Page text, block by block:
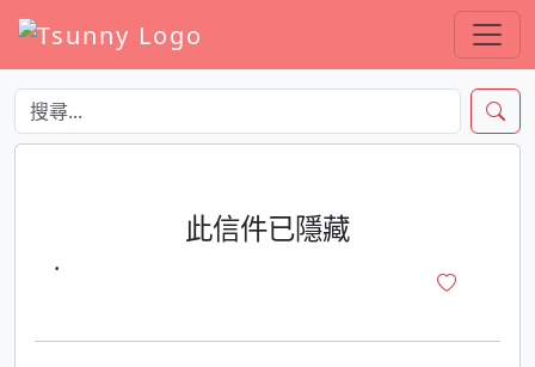
此信件已隱藏
·